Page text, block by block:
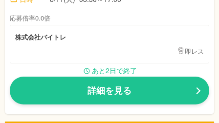
応募倍率0.0倍
株式会社バイトレ
即レス
あと2日で終了
詳細を見る